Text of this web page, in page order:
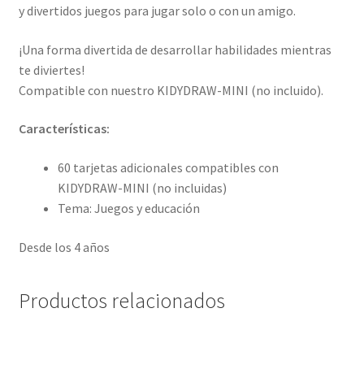
y divertidos juegos para jugar solo o con un amigo.
¡Una forma divertida de desarrollar habilidades mientras
te diviertes!
Compatible con nuestro KIDYDRAW-MINI (no incluido).
Características:
60 tarjetas adicionales compatibles con
KIDYDRAW-MINI (no incluidas)
Tema: Juegos y educación
Desde los 4 años
Productos relacionados